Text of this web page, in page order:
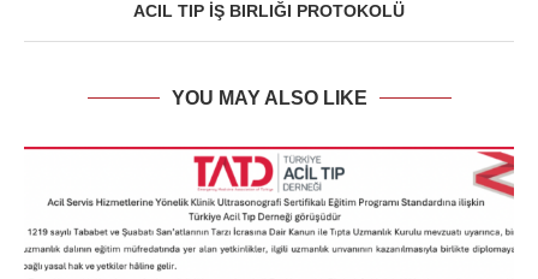
ACIL TIP İŞ BIRLIĞI PROTOKOLÜ
YOU MAY ALSO LIKE